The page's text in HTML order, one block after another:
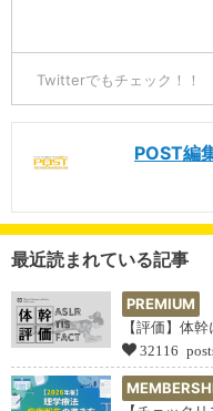
Twitterでもチェック！！
POST編
最近読まれている記事
PREMIUM
【評価】体
32116